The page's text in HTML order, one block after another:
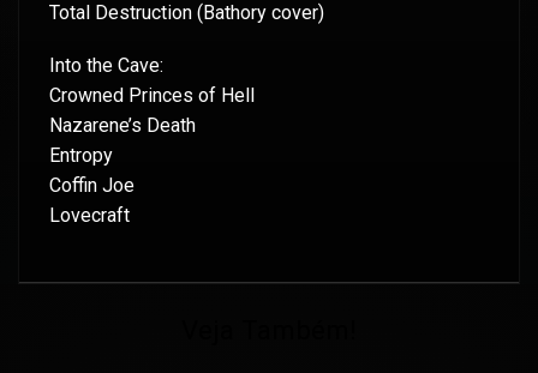
Total Destruction (Bathory cover)
Into the Cave:
Crowned Princes of Hell
Nazarene’s Death
Entropy
Coffin Joe
Lovecraft